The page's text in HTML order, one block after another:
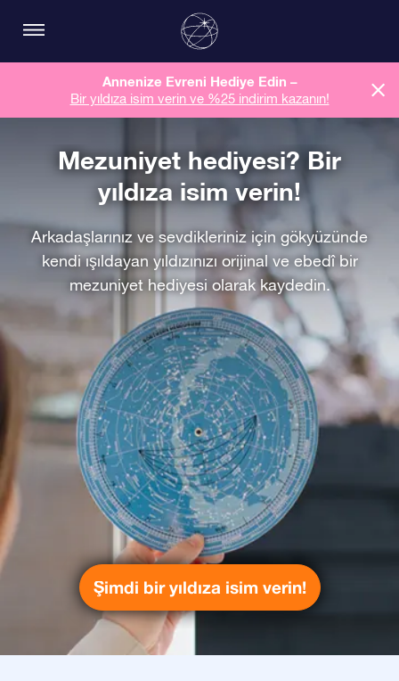
Annenize Evreni Hediye Edin –
Bir yıldıza isim verin ve %25 indirim kazanın!
Mezuniyet hediyesi? Bir
yıldıza isim verin!
Arkadaşlarınız ve sevdikleriniz için gökyüzünde
kendi ışıldayan yıldızınızı orijinal ve ebedî bir
mezuniyet hediyesi olarak kaydedin.
Şimdi bir yıldıza isim verin!